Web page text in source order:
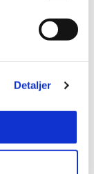
Detaljer